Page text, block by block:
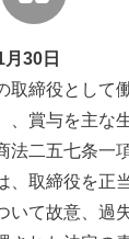
30日
取締役として
、賞与を主な
法二五七条一
、取締役を正
いて故意、過